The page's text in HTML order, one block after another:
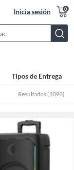
Inicia sesión 0
Bar
Tipos de Entrega
Resultados (1098)